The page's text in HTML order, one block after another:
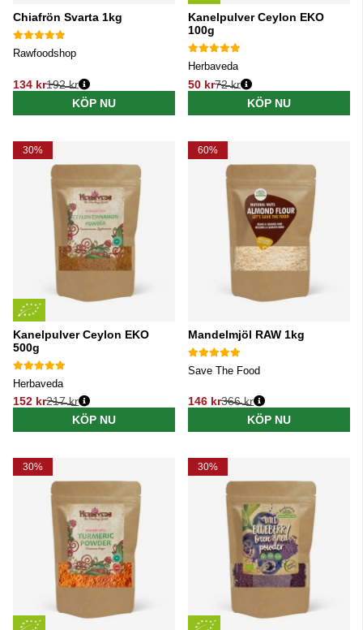
Chiafrön Svarta 1kg
Rawfoodshop
134 kr
Ordinarie pris:
192 kr
KÖP NU
Kanelpulver Ceylon EKO
100g
Herbaveda
50 kr
Ordinarie pris:
72 kr
KÖP NU
30%
Kanelpulver Ceylon EKO
500g
Herbaveda
152 kr
Ordinarie pris:
217 kr
KÖP NU
60%
Mandelmjöl RAW 1kg
Save The Food
146 kr
Ordinarie pris:
366 kr
KÖP NU
30% 30%